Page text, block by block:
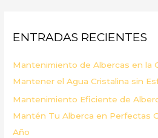
r
o
r
:
ENTRADAS RECIENTES
Mantenimiento de Albercas en la
Mantener el Agua Cristalina sin
Mantenimiento Eficiente de
Mantén Tu Alberca en Perfectas
Año